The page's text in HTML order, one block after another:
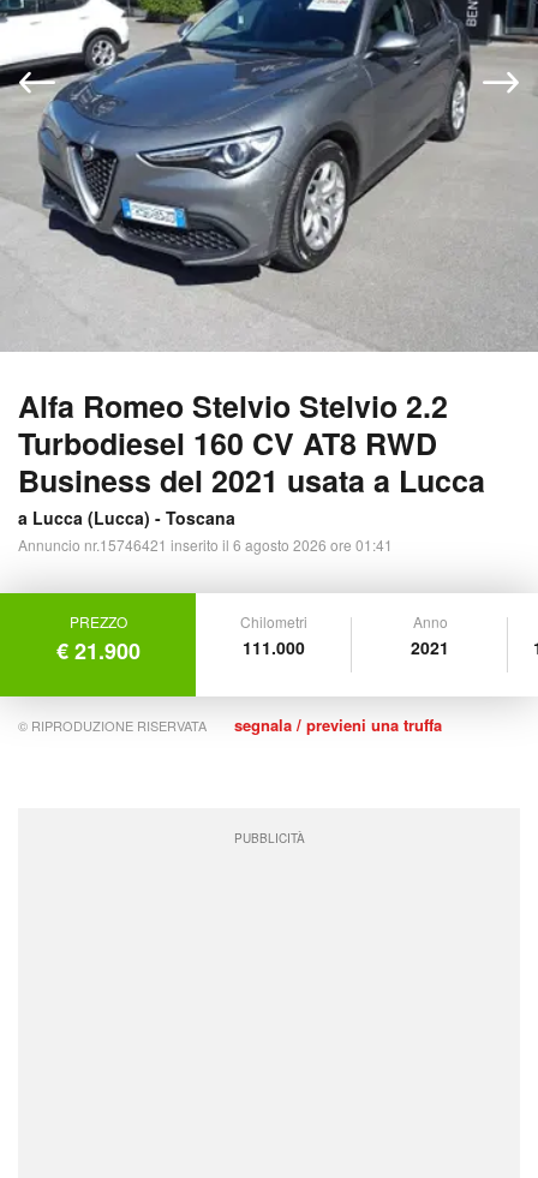
Alfa Romeo Stelvio Stelvio 2.2
Turbodiesel 160 CV AT8 RWD
Business del 2021 usata a Lucca
a Lucca (Lucca) - Toscana
Annuncio nr.15746421 inserito il 6 agosto 2026 ore 01:41
PREZZO
€ 21.900
Chilometri
111.000
Anno
2021
© RIPRODUZIONE RISERVATA segnala / previeni una truffa
PUBBLICITÀ